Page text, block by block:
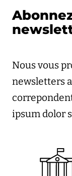
Nous vous
newsletters
ipsum dolor